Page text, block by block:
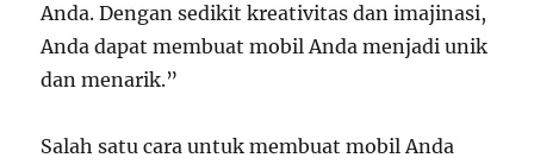
Anda. Dengan sedikit kreativitas dan imajinasi,
Anda dapat membuat mobil Anda menjadi unik
dan menarik.”
Salah satu cara untuk membuat mobil Anda